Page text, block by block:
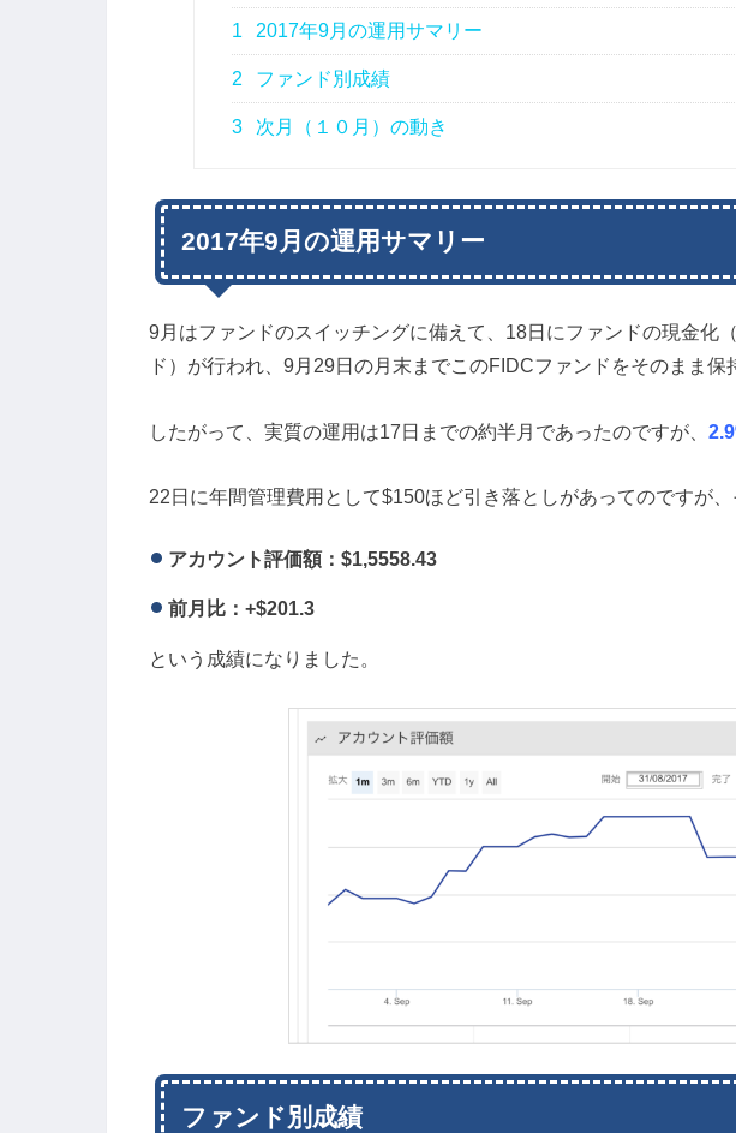
1 2017年9月の運用サマリー
2 ファンド別成績
3 次月（１０月）の動き
2017年9月の運用サマリー
9月はファンドのスイッチングに備えて、18日にファンドの現金化
ド）が行われ、9月29日の月末までこのFIDCファンドをそのまま保
したがって、実質の運用は17日までの約半月であったのですが、
22日に年間管理費用として$150ほど引き落としがあってのですが、
アカウント評価額：$1,5558.43
前月比：+$201.3
という成績になりました。
ファンド別成績